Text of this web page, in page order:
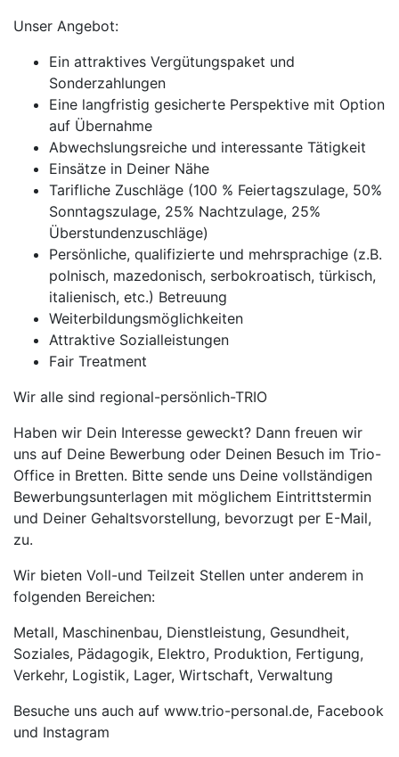
Unser Angebot:
Ein attraktives Vergütungspaket und
Sonderzahlungen
Eine langfristig gesicherte Perspektive mit Option
auf Übernahme
Abwechslungsreiche und interessante Tätigkeit
Einsätze in Deiner Nähe
Tarifliche Zuschläge (100 % Feiertagszulage, 50%
Sonntagszulage, 25% Nachtzulage, 25%
Überstundenzuschläge)
Persönliche, qualifizierte und mehrsprachige (z.B.
polnisch, mazedonisch, serbokroatisch, türkisch,
italienisch, etc.) Betreuung
Weiterbildungsmöglichkeiten
Attraktive Sozialleistungen
Fair Treatment
Wir alle sind regional-persönlich-TRIO
Haben wir Dein Interesse geweckt? Dann freuen wir
uns auf Deine Bewerbung oder Deinen Besuch im Trio-
Office in Bretten. Bitte sende uns Deine vollständigen
Bewerbungsunterlagen mit möglichem Eintrittstermin
und Deiner Gehaltsvorstellung, bevorzugt per E-Mail,
zu.
Wir bieten Voll-und Teilzeit Stellen unter anderem in
folgenden Bereichen:
Metall, Maschinenbau, Dienstleistung, Gesundheit,
Soziales, Pädagogik, Elektro, Produktion, Fertigung,
Verkehr, Logistik, Lager, Wirtschaft, Verwaltung
Besuche uns auch auf www.trio-personal.de, Facebook
und Instagram